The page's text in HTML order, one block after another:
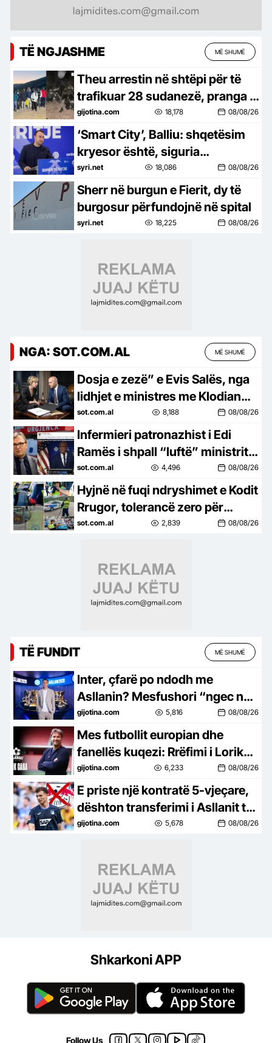
TË NGJASHME MË SHUMË
Theu arrestin në shtëpi për të
trafikuar 28 sudanezë, pranga 2
personave gjatë operacionit në
Korçë
gijotina.com 18,178 08/08/26
‘Smart City’, Balliu: shqetësim
kryesor është, siguria
kombëtare, të dhënat e
qytetarëve dhe paratë e
shqiptarëve…
syri.net 18,086 08/08/26
Sherr në burgun e Fierit, dy të
burgosur përfundojnë në spital
syri.net 18,225 08/08/26
NGA: SOT.COM.AL MË SHUMË
Dosja e zezë” e Evis Salës, nga
lidhjet e ministres me Klodian
Allajbeun, te emërimi i dyshimtë
i Edi Ramës për…
sot.com.al 8,188 08/08/26
Infermieri patronazhist i Edi
Ramës i shpall “luftë” ministrit
të Trump, Skënder Brataj
akuzon Kenedin si politikan…
sot.com.al 4,496 08/08/26
Hyjnë në fuqi ndryshimet e Kodit
Rrugor, tolerancë zero për
celularin dhe shpejtësinë,
sot.com.al 2,839 08/08/26
TË FUNDIT MË SHUMË
Inter, çfarë po ndodh me
Asllanin? Mesfushori “ngec në
Milano, mungojnë ofertat
gijotina.com 5,816 08/08/26
Mes futbollit europian dhe
fanellës kuqezi: Rrëfimi i Lorik
Canës në “Legjendat flasin”
gijotina.com 6,233 08/08/26
E priste një kontratë 5-vjeçare,
dështon transferimi i Asllanit te
Leipzig, zbulohet arsyeja
gijotina.com 5,678 08/08/26
Shkarkoni APP
Follow Us